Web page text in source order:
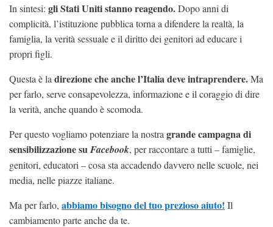
In sintesi: gli Stati Uniti stanno reagendo.Dopo anni di
complicità, l’istituzione pubblica torna a difendere la realtà, la
famiglia, la verità sessuale e il diritto dei genitori ad educare i
propri figli.
Questa è la direzione che anche l’Italia deve intraprendere.Ma
per farlo, serve consapevolezza, informazione e il coraggio di dire
la verità, anche quando è scomoda.
Per questo vogliamo potenziare la nostra grande campagna di
sensibilizzazione suFacebook, per raccontare a tutti – famiglie,
genitori, educatori – cosa sta accadendo davvero nelle scuole, nei
media, nelle piazze italiane.
Ma per farlo, abbiamo bisogno del tuo prezioso aiuto! Il
cambiamento parte anche da te.